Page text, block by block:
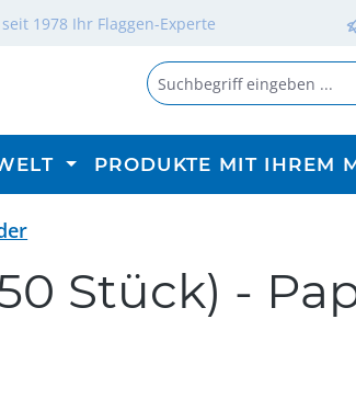
seit 1978 Ihr Flaggen-Experte
PRODUKTE MIT IHREM
50 Stück) -